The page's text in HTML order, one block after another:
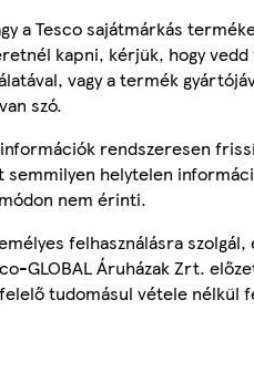
a Tesco sajátmárkás
kapni, kérjük, hogy vedd
vagy a termék
szó.
rendszeresen
semmilyen helytelen
nem érinti.
felhasználásra szolgál,
GLOBAL Áruházak Zrt.
tudomásul vétele nélkül